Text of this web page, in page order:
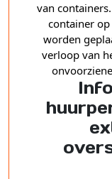
van
container
worden
verloop van